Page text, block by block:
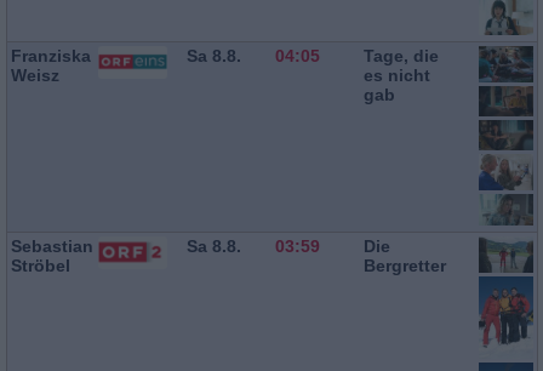
Franziska
Weisz
Sa 8.8. 04:05
Tage, die
es nicht
gab
Sebastian
Ströbel
Sa 8.8. 03:59
Die
Bergretter